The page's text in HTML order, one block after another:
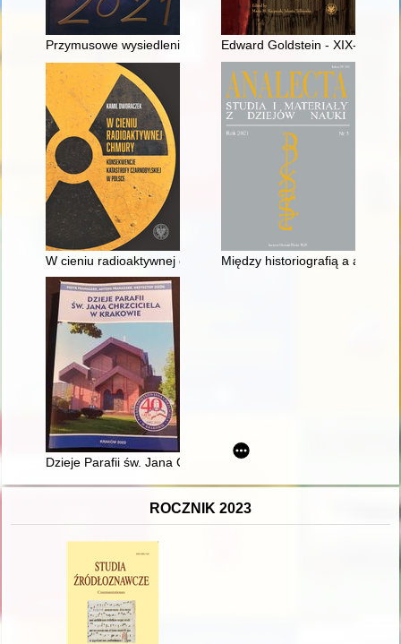
Przymusowe wysiedlenia Niemców z powiatu
Edward Goldstein - XIX-
W cieniu radioaktywnej chmury : konsekwencje katastrofy
Między historiografią a
Dzieje Parafii św. Jana Chrzciciela w Krakowie
ROCZNIK 2023